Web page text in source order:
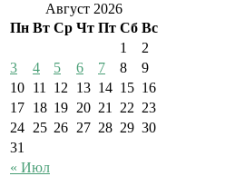
Август 2026
Пн Вт Ср Чт Пт Сб Вс
« Июл
1
2
3
4 5 6 7 8
9
10 11 12 13 14 15 16
17 18 19 20 21 22 23
24 25 26 27 28 29 30
31